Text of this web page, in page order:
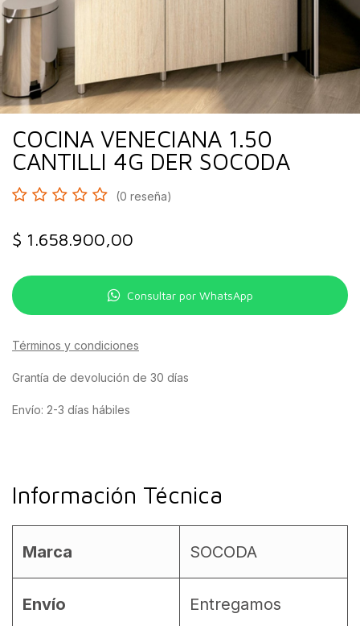
COCINA VENECIANA 1.50
CANTILLI 4G DER SOCODA
(0 reseña)
$ 1.658.900,00
Consultar por WhatsApp
Términos y condiciones
Grantía de devolución de 30 días
Envío: 2-3 días hábiles
Información Técnica
Marca SOCODA
Envío
Entregamos